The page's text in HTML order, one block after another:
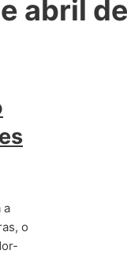
abril
a
o